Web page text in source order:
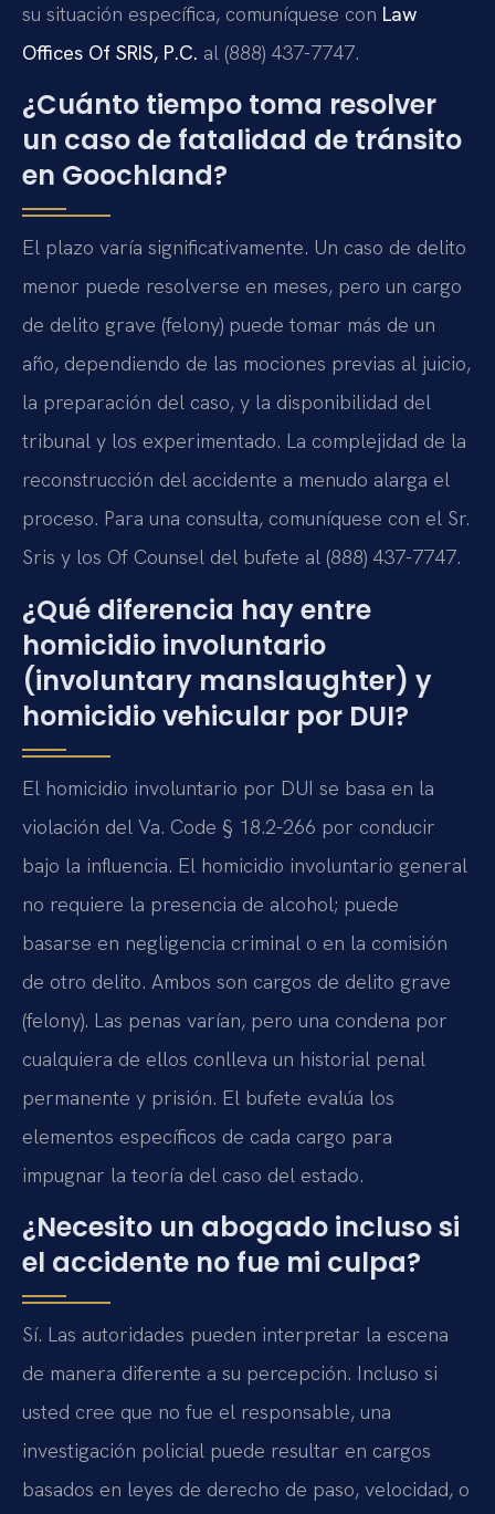
su situación específica, comuníquese con Law
Offices Of SRIS, P.C. al (888) 437-7747.
¿Cuánto tiempo toma resolver
un caso de fatalidad de tránsito
en Goochland?
El plazo varía significativamente. Un caso de delito
menor puede resolverse en meses, pero un cargo
de delito grave (felony) puede tomar más de un
año, dependiendo de las mociones previas al juicio,
la preparación del caso, y la disponibilidad del
tribunal y los experimentado. La complejidad de la
reconstrucción del accidente a menudo alarga el
proceso. Para una consulta, comuníquese con el Sr.
Sris y los Of Counsel del bufete al (888) 437-7747.
¿Qué diferencia hay entre
homicidio involuntario
(involuntary manslaughter) y
homicidio vehicular por DUI?
El homicidio involuntario por DUI se basa en la
violación del Va. Code § 18.2-266 por conducir
bajo la influencia. El homicidio involuntario general
no requiere la presencia de alcohol; puede
basarse en negligencia criminal o en la comisión
de otro delito. Ambos son cargos de delito grave
(felony). Las penas varían, pero una condena por
cualquiera de ellos conlleva un historial penal
permanente y prisión. El bufete evalúa los
elementos específicos de cada cargo para
impugnar la teoría del caso del estado.
¿Necesito un abogado incluso si
el accidente no fue mi culpa?
Sí. Las autoridades pueden interpretar la escena
de manera diferente a su percepción. Incluso si
usted cree que no fue el responsable, una
investigación policial puede resultar en cargos
basados en leyes de derecho de paso, velocidad, o